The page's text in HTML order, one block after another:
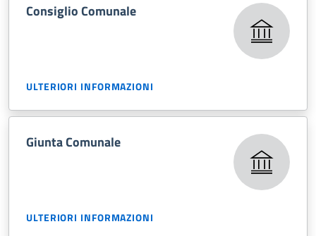
Consiglio Comunale
ULTERIORI INFORMAZIONI
Giunta Comunale
ULTERIORI INFORMAZIONI